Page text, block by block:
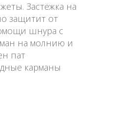
Застёжка на
защитит от
шнура с
на молнию и
пат
карманы